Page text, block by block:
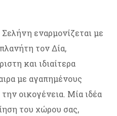
εναρμονίζεται με
τον Δία,
και ιδιαίτερα
με αγαπημένους
οικογένεια. Μία ιδέα
του χώρου σας,